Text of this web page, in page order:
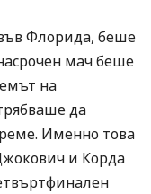
Флорида, беше
мач беше
на
да
Именно това
и Корда